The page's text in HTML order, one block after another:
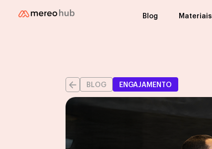
Blog Materiais
BLOG ENGAJAMENTO